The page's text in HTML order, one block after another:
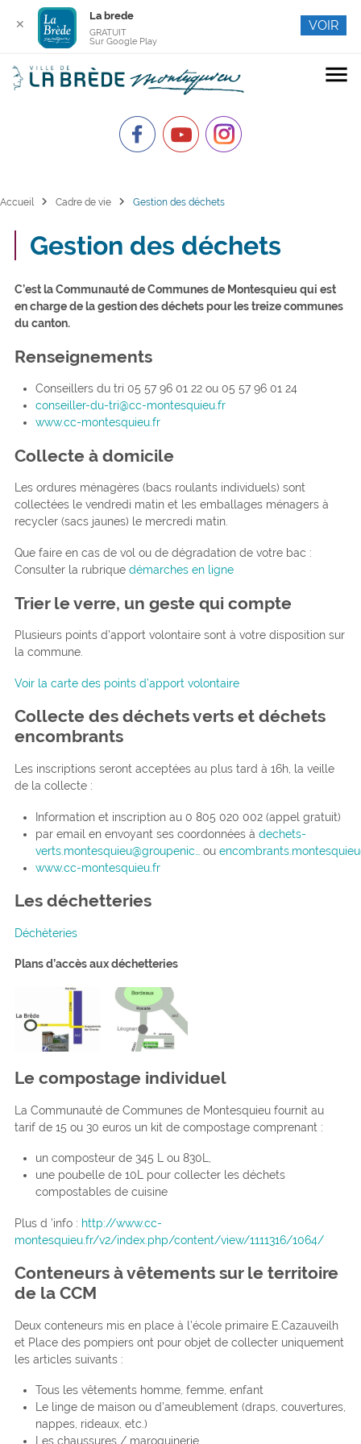
menu
Accueil chevron_right Cadre de vie chevron_right Gestion des déchets
Gestion des déchets
C’est la Communauté de Communes de Montesquieu qui est
en charge de la gestion des déchets pour les treize communes
du canton.
Renseignements
Conseillers du tri 05 57 96 01 22 ou 05 57 96 01 24
conseiller-du-tri@cc-montesquieu.fr
www.cc-montesquieu.fr
Collecte à domicile
Les ordures ménagères (bacs roulants individuels) sont
collectées le vendredi matin et les emballages ménagers à
recycler (sacs jaunes) le mercredi matin.
Que faire en cas de vol ou de dégradation de votre bac :
Consulter la rubrique démarches en ligne
Trier le verre, un geste qui compte
Plusieurs points d’apport volontaire sont à votre disposition sur
la commune.
Voir la carte des points d’apport volontaire
Collecte des déchets verts et déchets
encombrants
Les inscriptions seront acceptées au plus tard à 16h, la veille
de la collecte :
Information et inscription au 0 805 020 002 (appel gratuit)
par email en envoyant ses coordonnées à dechets-
verts.montesquieu@groupenic…
ou
www.cc-montesquieu.fr
Les déchetteries
Déchèteries
Plans d’accès aux déchetteries
Le compostage individuel
La Communauté de Communes de Montesquieu fournit au
tarif de 15 ou 30 euros un kit de compostage comprenant :
un composteur de 345 L ou 830L,
une poubelle de 10L pour collecter les déchets
compostables de cuisine
Plus d ’info : http://www.cc-
montesquieu.fr/v2/index.php/content/view/1111316/1064/
Conteneurs à vêtements sur le territoire
de la CCM
Deux conteneurs mis en place à l’école primaire E.Cazauveilh
et Place des pompiers ont pour objet de collecter uniquement
les articles suivants :
Tous les vêtements homme, femme, enfant
Le linge de maison ou d’ameublement (draps, couvertures,
nappes, rideaux, etc.)
Les chaussures / maroquinerie.
✕
La brede
GRATUIT
Sur Google Play
VOIR